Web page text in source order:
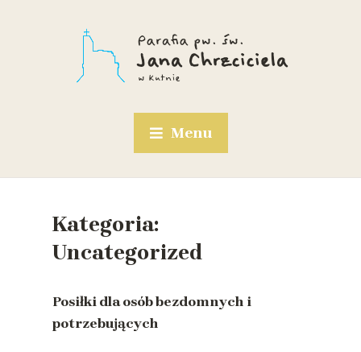
Menu
Kategoria:
Uncategorized
Posiłki dla osób bezdomnych i
potrzebujących